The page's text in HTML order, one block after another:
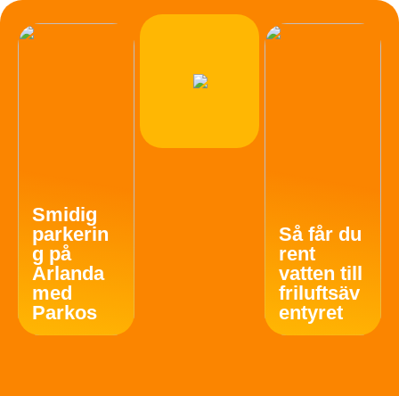
Smidig
parkerin
g på
Arlanda
med
Parkos
Så får du
rent
vatten till
friluftsäv
entyret